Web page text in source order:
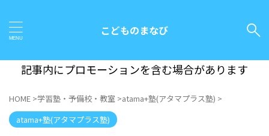
こどものまなび
記事内にプロモーションを含む場合があります
HOME >学習塾・予備校・教室 >atama+塾(アタマプラス塾) >
atama+塾(アタマプラス塾)